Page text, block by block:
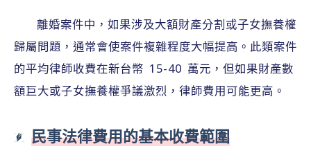
離婚案件中，如果涉及大額財產分割或子女撫養權
歸屬問題，通常會使案件複雜程度大幅提高。此類案件
的平均律師收費在新台幣 15-40 萬元，但如果財產數
額巨大或子女撫養權爭議激烈，律師費用可能更高。
民事法律費用的基本收費範圍